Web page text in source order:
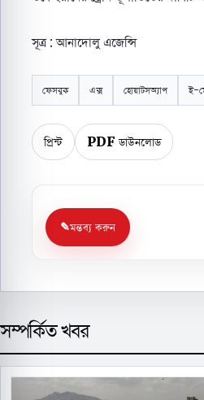
সূত্র : আনাদোলু এজেন্সি
ফেসবুক এক্স হোয়াটসঅ্যাপ ই-
প্রিন্ট PDF ডাউনলোড
মন্তব্য করুন
সম্পর্কিত খবর